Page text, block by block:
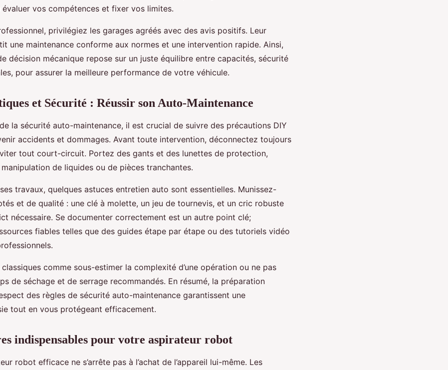
vos compétences et fixer vos limites.
privilégiez les garages agréés avec des avis positifs. Leur
une maintenance conforme aux normes et une intervention rapide. Ainsi,
décision mécanique repose sur un juste équilibre entre capacités, sécurité
pour assurer la meilleure performance de votre véhicule.
et Sécurité : Réussir son Auto-Maintenance
la sécurité auto-maintenance, il est crucial de suivre des précautions DIY
accidents et dommages. Avant toute intervention, déconnectez toujours
tout court-circuit. Portez des gants et des lunettes de protection,
de liquides ou de pièces tranchantes.
travaux, quelques astuces entretien auto sont essentielles. Munissez-
et de qualité : une clé à molette, un jeu de tournevis, et un cric robuste
nécessaire. Se documenter correctement est un autre point clé;
fiables telles que des guides étape par étape ou des tutoriels vidéo
comme sous-estimer la complexité d’une opération ou ne pas
de séchage et de serrage recommandés. En résumé, la préparation
des règles de sécurité auto-maintenance garantissent une
tout en vous protégeant efficacement.
indispensables pour votre aspirateur robot
robot efficace ne s’arrête pas à l’achat de l’appareil lui-même. Les